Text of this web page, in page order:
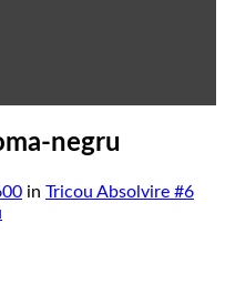
negru
in Tricou Absolvire #6